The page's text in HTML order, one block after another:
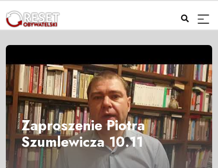
Zaproszenie Piotra
Szumlewicza 10.11